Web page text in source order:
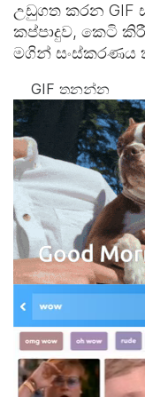
උඩුගත කරන GIF
කප්පාදුව, කෙටි
මගින් සංස්කරණය
GIF තනන්න